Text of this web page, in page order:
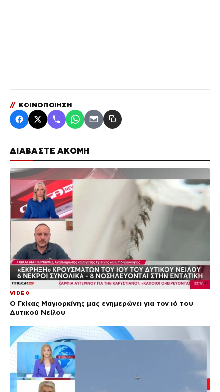
ΔΙΑΒΑΣΤΕ ΑΚΟΜΗ
VIDEO
Ο Γκίκας Μαγιορκίνης μας ενημερώνει για τον ιό του
Δυτικού Νείλου
// ΚΟΙΝΟΠΟΙΗΣΗ